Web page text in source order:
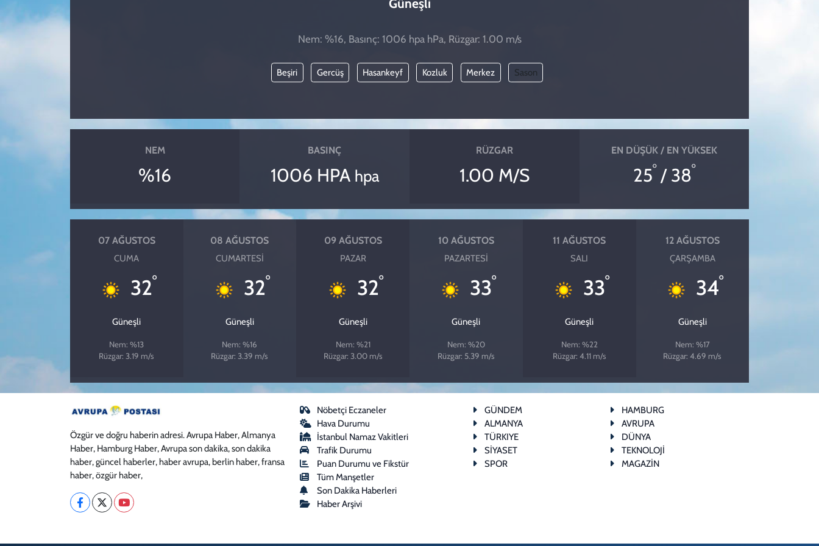
Nem: %16, Basınç: 1006 hpa hPa, Rüzgar: 1.00 m/s
Beşiri Gercüş Hasankeyf Kozluk Merkez Sason
NEM
%16
BASINÇ
1006 HPA hpa
RÜZGAR
1.00 M/S
EN DÜŞÜK / EN YÜKSEK
25°/ 38°
07 AĞUSTOS
CUMA
32°
Güneşli
Nem: %13
Rüzgar: 3.19 m/s
08 AĞUSTOS
CUMARTESI
32°
Güneşli
Nem: %16
Rüzgar: 3.39 m/s
09 AĞUSTOS
PAZAR
32°
Güneşli
Nem: %21
Rüzgar: 3.00 m/s
10 AĞUSTOS
PAZARTESI
33°
Güneşli
Nem: %20
Rüzgar: 5.39 m/s
11 AĞUSTOS
SALI
33°
Güneşli
Nem: %22
Rüzgar: 4.11 m/s
12 AĞUSTOS
ÇARŞAMBA
34°
Güneşli
Nem: %17
Rüzgar: 4.69 m/s
Özgür ve doğru haberin adresi. Avrupa Haber, Almanya
Haber, Hamburg Haber, Avrupa son dakika, son dakika
haber, güncel haberler, haber avrupa, berlin haber, fransa
haber, özgür haber,
Nöbetçi Eczaneler
Hava Durumu
İstanbul Namaz Vakitleri
Trafik Durumu
Puan Durumu ve Fikstür
Tüm Manşetler
Son Dakika Haberleri
Haber Arşivi
GÜNDEM
HAMBURG
ALMANYA
AVRUPA
TÜRKIYE
DÜNYA
SİYASET
TEKNOLOJİ
SPOR
MAGAZİN
KADIN